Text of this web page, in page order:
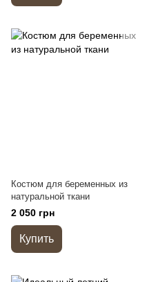
Костюм для беременных из
натуральной ткани
2 050 грн
Купить